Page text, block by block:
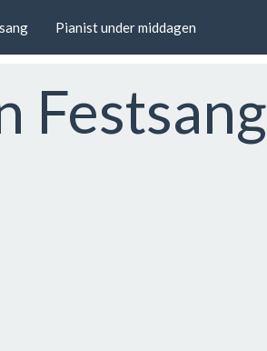
Pianist under middagen
Festsang